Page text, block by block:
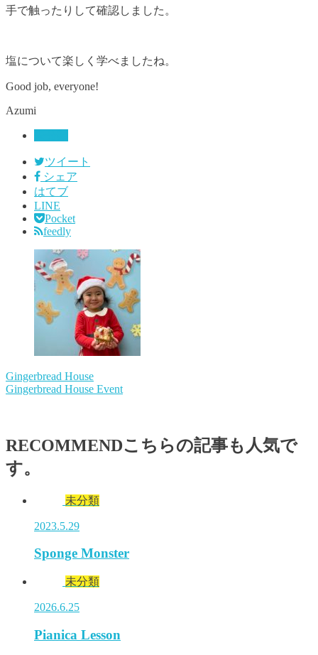
手で触ったりして確認しました。
塩について楽しく学べましたね。
Good job, everyone!
Azumi
ツイート
シェア
はてブ
LINE
Pocket
feedly
Gingerbread House
Gingerbread House Event
RECOMMENDこちらの記事も人気で
す。
未分類
2023.5.29
Sponge Monster
未分類
2026.6.25
Pianica Lesson